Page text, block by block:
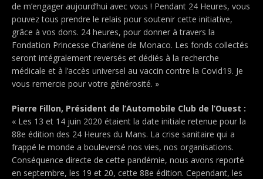
de m’engager aujourd’hui avec vous ! Pendant 24 Heures, vous
pouvez tous prendre le relais pour soutenir cette initiative,
grâce à vos dons. 24 heures, pour donner à travers la
Fondation Princesse Charlène de Monaco. Les fonds collectés
seront intégralement reversés et dédiés à la recherche
médicale et à l’accès universel au vaccin contre la Covid19. Je
vous remercie pour votre générosité. »
Pierre Fillon, Président de l’Automobile Club de l’Ouest :
« Les 13 et 14 juin 2020 étaient la date initiale retenue pour la
88e édition des 24 Heures du Mans. La crise sanitaire qui a
frappé le monde a bouleversé nos vies, nos organisations.
Conséquence directe de cette pandémie, nous avons reporté
en septembre, les 19 et 20, cette 88e édition. Cependant, les